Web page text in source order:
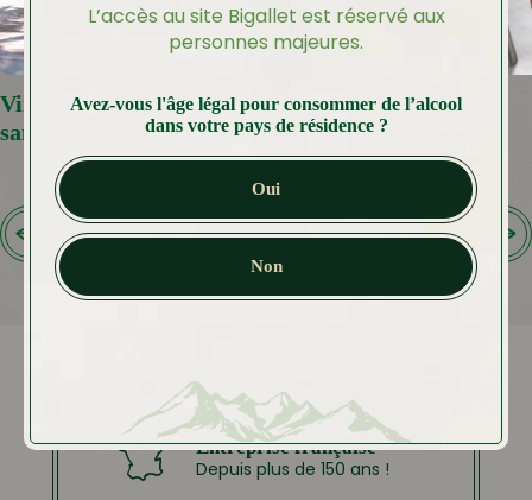
L’accès au site Bigallet est réservé aux
personnes majeures.
Avez-vous l'âge légal pour consommer de l’alcool
dans votre pays de résidence ?
Oui
Non
Virgin Hugo, l’apéritif pétillant et
sans alcool
Le Chantaco
Entreprise française
Depuis plus de 150 ans !